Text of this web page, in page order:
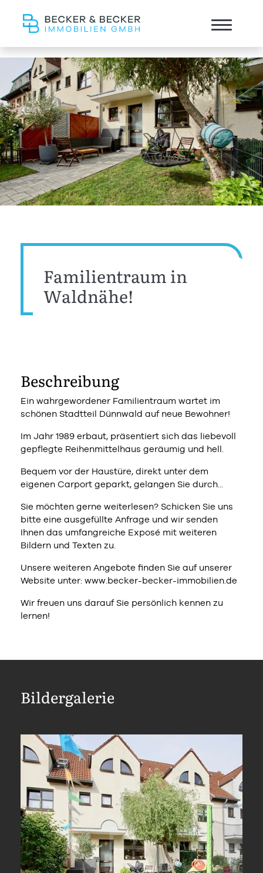
Familientraum in
Waldnähe!
Beschreibung
Ein wahrgewordener Familientraum wartet im
schönen Stadtteil Dünnwald auf neue Bewohner!
Im Jahr 1989 erbaut, präsentiert sich das liebevoll
gepflegte Reihenmittelhaus geräumig und hell.
Bequem vor der Haustüre, direkt unter dem
eigenen Carport geparkt, gelangen Sie durch...
Sie möchten gerne weiterlesen? Schicken Sie uns
bitte eine ausgefüllte Anfrage und wir senden
Ihnen das umfangreiche Exposé mit weiteren
Bildern und Texten zu.
Unsere weiteren Angebote finden Sie auf unserer
Website unter: www.becker-becker-immobilien.de
Wir freuen uns darauf Sie persönlich kennen zu
lernen!
Bildergalerie